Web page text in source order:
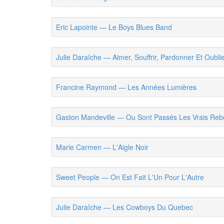
Eric Lapointe — Le Boys Blues Band
Julie Daraîche — Aimer, Souffrir, Pardonner Et
Francine Raymond — Les Années Lumières
Gaston Mandeville — Ou Sont Passés Les Vrais
Marie Carmen — L'Aigle Noir
Sweet People — On Est Fait L'Un Pour L'Autre
Julie Daraîche — Les Cowboys Du Quebec